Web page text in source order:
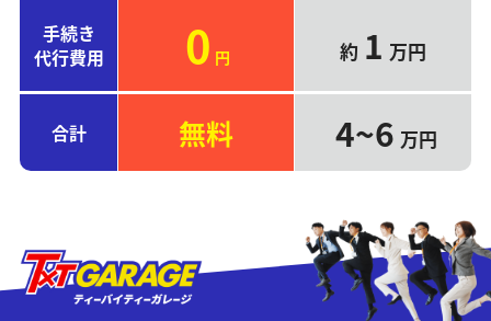
手続き
代行費用
0 円 約 1 万円
合計 無料 4~6 万円